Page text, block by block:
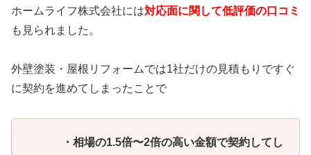
ホームライフ株式会社には対応面に関して低評価の口コミ
も見られました。
外壁塗装・屋根リフォームでは1社だけの見積もりですぐ
に契約を進めてしまったことで
・相場の1.5倍〜2倍の高い金額で契約してし